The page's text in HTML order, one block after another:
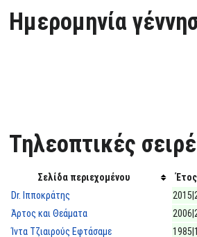
Ημερομηνία
Τηλεοπτικές
Σελίδα περιεχομένου
Έτος
Dr. Ιπποκράτης
Άρτος και Θεάματα
Ίντα Τζιαιρούς Εφτάσαμε